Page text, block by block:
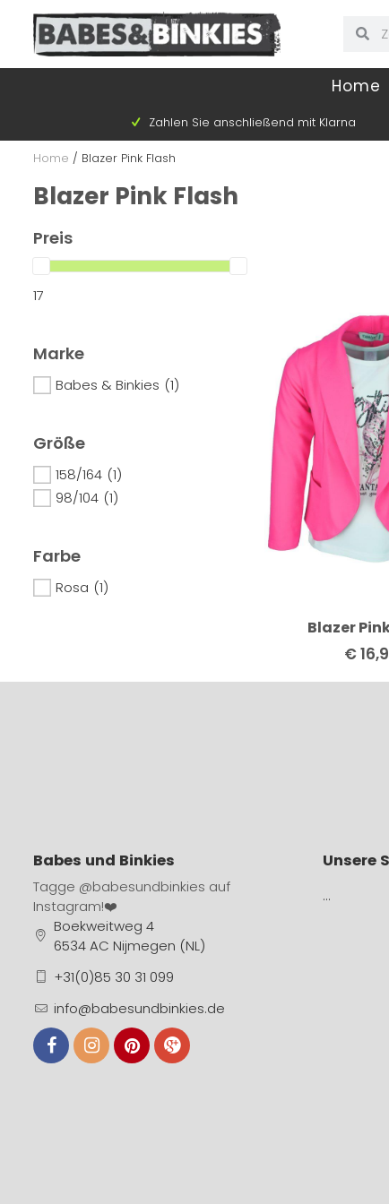
Home
Zahlen Sie anschließend mit Klarna
Home / Blazer Pink Flash
Blazer Pink Flash
Preis
17
Marke
Babes & Binkies (1)
Größe
158/164 (1)
98/104 (1)
Farbe
Rosa (1)
Blazer
€
Babes und Binkies
Tagge @babesundbinkies auf
Instagram!❤️
Boekweitweg 4
6534 AC Nijmegen (NL)
+31(0)85 30 31 099
info@babesundbinkies.de
Unsere
…